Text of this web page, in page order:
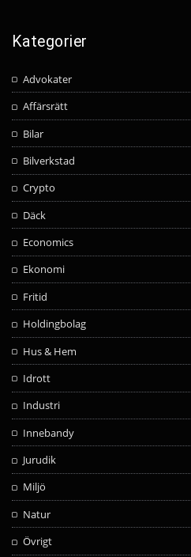
Kategorier
Advokater
Affärsrätt
Bilar
Bilverkstad
Crypto
Däck
Economics
Ekonomi
Fritid
Holdingbolag
Hus & Hem
Idrott
Industri
Innebandy
Jurudik
Miljö
Natur
Övrigt